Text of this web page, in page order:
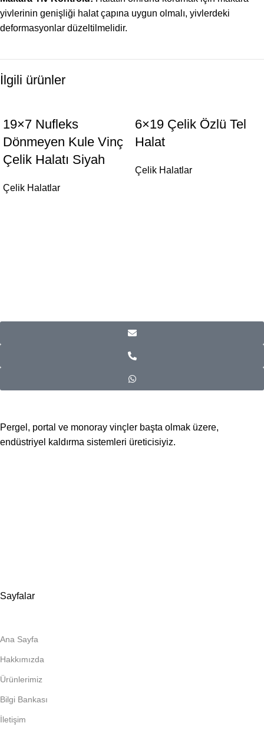
yivlerinin genişliği halat çapına uygun olmalı, yivlerdeki
deformasyonlar düzeltilmelidir.
İlgili ürünler
19×7 Nufleks
Dönmeyen Kule Vinç
Çelik Halatı Siyah
Çelik Halatlar
6×19 Çelik Özlü Tel
Halat
Çelik Halatlar
Pergel, portal ve monoray vinçler başta olmak üzere,
endüstriyel kaldırma sistemleri üreticisiyiz.
Sayfalar
Ana Sayfa
Hakkımızda
Ürünlerimiz
Bilgi Bankası
İletişim